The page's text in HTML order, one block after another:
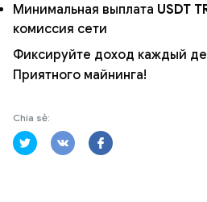
Минимальная выплата USDT
комиссия сети
Фиксируйте доход каждый
Приятного майнинга!
Chia sẻ: